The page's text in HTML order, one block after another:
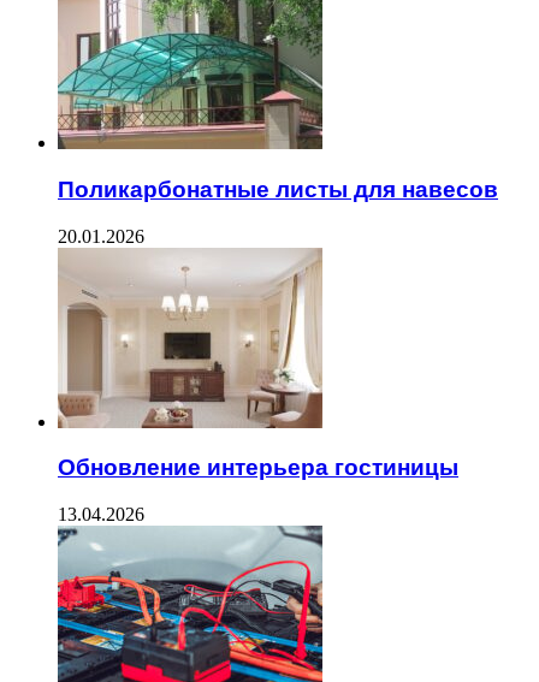
Поликарбонатные листы для навесов
20.01.2026
Обновление интерьера гостиницы
13.04.2026